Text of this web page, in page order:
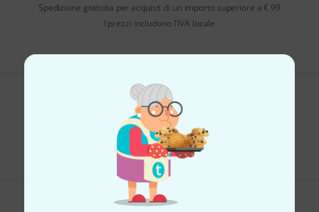
Spedizione gratuita per acquisti di un importo superiore a € 99
I prezzi includono l'IVA locale
Ti piace ciò che vedi?
Condividi Aiuto e Commenti